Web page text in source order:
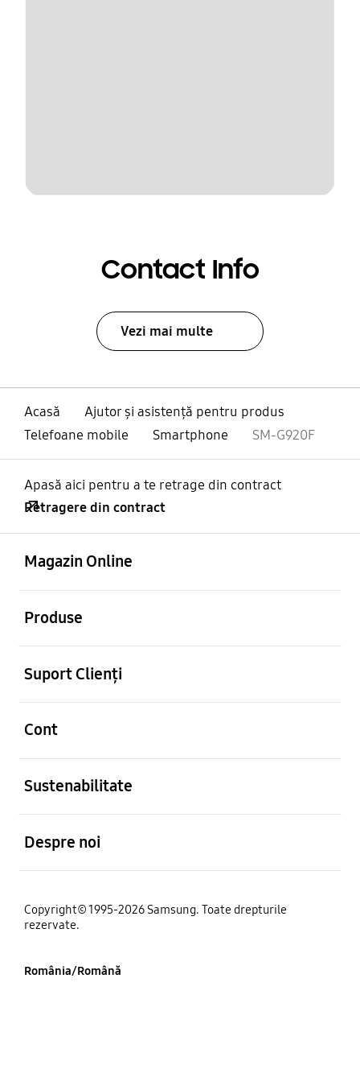
Contact Info
Vezi mai multe
Acasă
Ajutor și asistență pentru produs
Telefoane mobile
Smartphone SM-G920F
Apasă aici pentru a te retrage din contract
Retragere din contract
Magazin Online
Produse
Suport Clienți
Cont
Sustenabilitate
Despre noi
Copyright© 1995-2026 Samsung. Toate drepturile
rezervate.
România/Română